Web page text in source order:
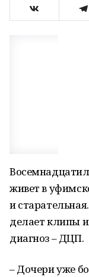
живет в
и
делает клипы
диагноз – ДЦП.
– Дочери уже